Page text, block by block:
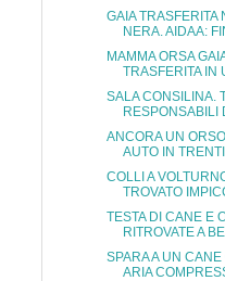
GAIA TRASFERITA
NERA. AIDAA:
MAMMA ORSA
TRASFERITA IN
SALA CONSILINA.
RESPONSABILI
ANCORA UN
AUTO IN
COLLI A
TROVATO
TESTA DI CANE E
RITROVATE A
SPARA A UN
ARIA